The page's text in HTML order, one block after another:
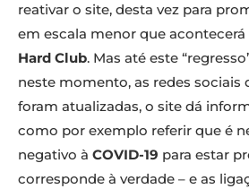
reativar o site, desta vez para
em escala menor que acontecerá
Hard Club. Mas até este
neste momento, as redes sociais
foram atualizadas, o site dá
como por exemplo referir que é
negativo à COVID-19 para estar
corresponde à verdade – e as